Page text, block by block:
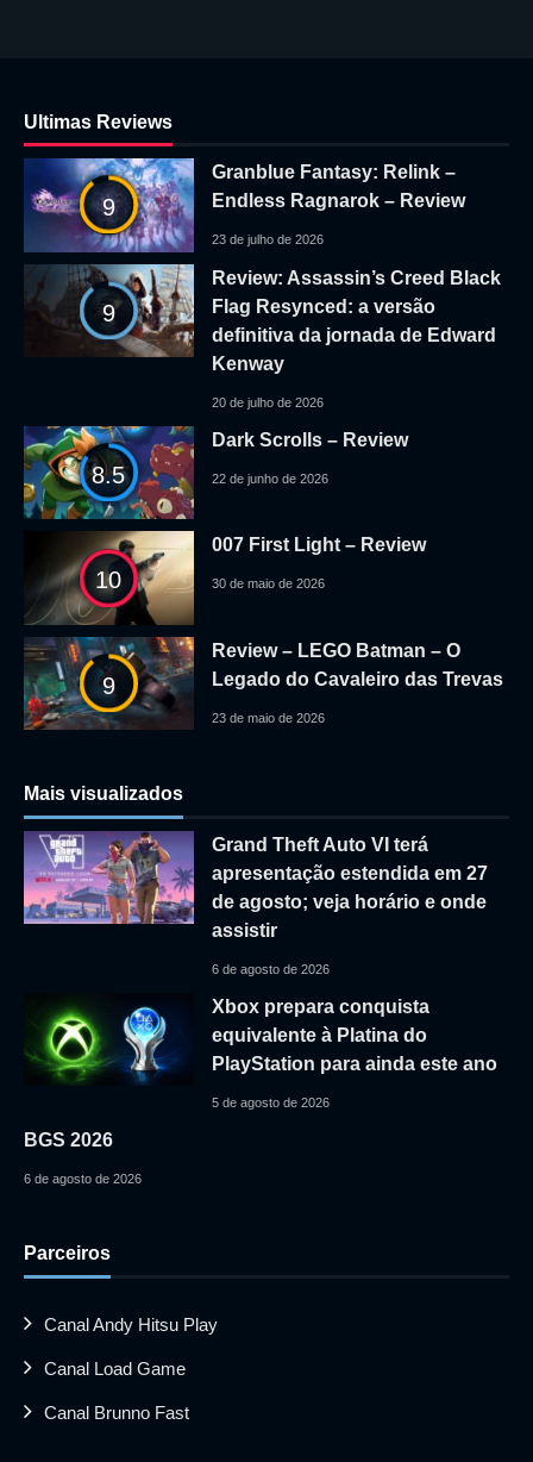
Ultimas Reviews
9
Granblue Fantasy: Relink –
Endless Ragnarok – Review
23 de julho de 2026
9
Review: Assassin’s Creed Black
Flag Resynced: a versão
definitiva da jornada de Edward
Kenway
20 de julho de 2026
8.5
Dark Scrolls – Review
22 de junho de 2026
10
007 First Light – Review
30 de maio de 2026
9
Review – LEGO Batman – O
Legado do Cavaleiro das Trevas
23 de maio de 2026
Mais visualizados
Grand Theft Auto VI terá
apresentação estendida em 27
de agosto; veja horário e onde
assistir
6 de agosto de 2026
Xbox prepara conquista
equivalente à Platina do
PlayStation para ainda este ano
5 de agosto de 2026
BGS 2026
6 de agosto de 2026
Parceiros
Canal Andy Hitsu Play
Canal Load Game
Canal Brunno Fast